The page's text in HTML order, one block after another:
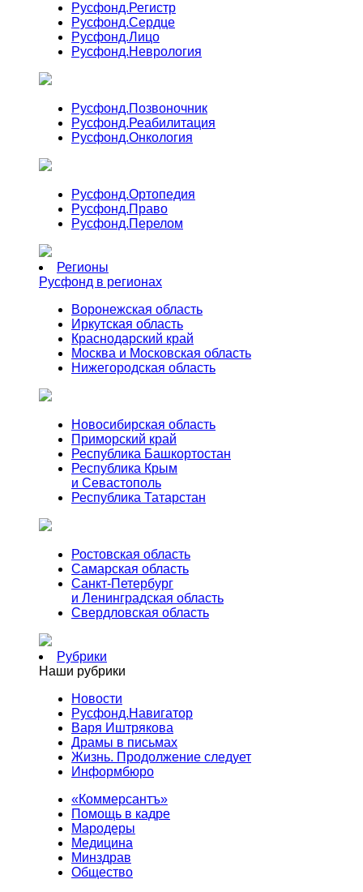
Русфонд.Регистр
Русфонд.Сердце
Русфонд.Лицо
Русфонд.Неврология
Русфонд.Позвоночник
Русфонд.Реабилитация
Русфонд.Онкология
Русфонд.Ортопедия
Русфонд.Право
Русфонд.Перелом
Регионы
Русфонд в регионах
Воронежская область
Иркутская область
Краснодарский край
Москва и Московская область
Нижегородская область
Новосибирская область
Приморский край
Республика Башкортостан
Республика Крым
и Севастополь
Республика Татарстан
Ростовская область
Самарская область
Санкт-Петербург
и Ленинградская область
Свердловская область
Рубрики
Наши рубрики
Новости
Русфонд.Навигатор
Варя Иштрякова
Драмы в письмах
Жизнь. Продолжение следует
Информбюро
«Коммерсантъ»
Помощь в кадре
Мародеры
Медицина
Минздрав
Общество